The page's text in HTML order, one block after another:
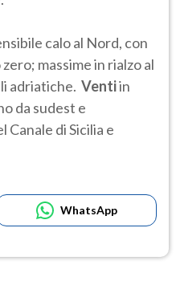
calo al Nord, con
massime in rialzo al
adriatiche. Ventiin
da sudest e
di Sicilia e
WhatsApp